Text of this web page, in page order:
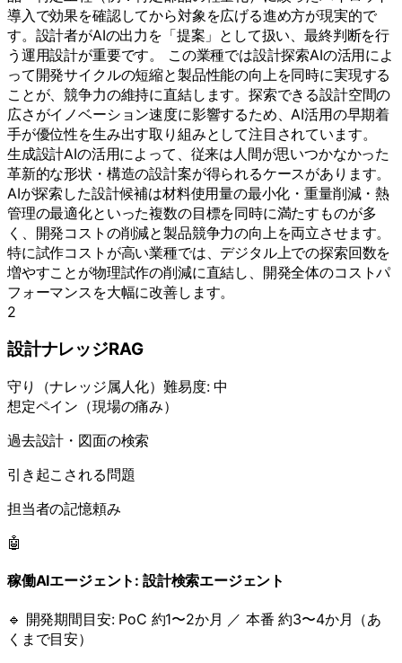
導入で効果を確認してから対象を広げる進め方が現実的で
す。設計者がAIの出力を「提案」として扱い、最終判断を行
う運用設計が重要です。 この業種では設計探索AIの活用によ
って開発サイクルの短縮と製品性能の向上を同時に実現する
ことが、競争力の維持に直結します。探索できる設計空間の
広さがイノベーション速度に影響するため、AI活用の早期着
手が優位性を生み出す取り組みとして注目されています。
生成設計AIの活用によって、従来は人間が思いつかなかった
革新的な形状・構造の設計案が得られるケースがあります。
AIが探索した設計候補は材料使用量の最小化・重量削減・熱
管理の最適化といった複数の目標を同時に満たすものが多
く、開発コストの削減と製品競争力の向上を両立させます。
特に試作コストが高い業種では、デジタル上での探索回数を
増やすことが物理試作の削減に直結し、開発全体のコストパ
フォーマンスを大幅に改善します。
2
設計ナレッジRAG
守り （ナレッジ属人化）難易度:中
想定ペイン（現場の痛み）
過去設計・図面の検索
引き起こされる問題
担当者の記憶頼み
🤖
稼働AIエージェント: 設計検索エージェント
🔹 開発期間目安: PoC 約1〜2か月 ／ 本番 約3〜4か月（あ
くまで目安）